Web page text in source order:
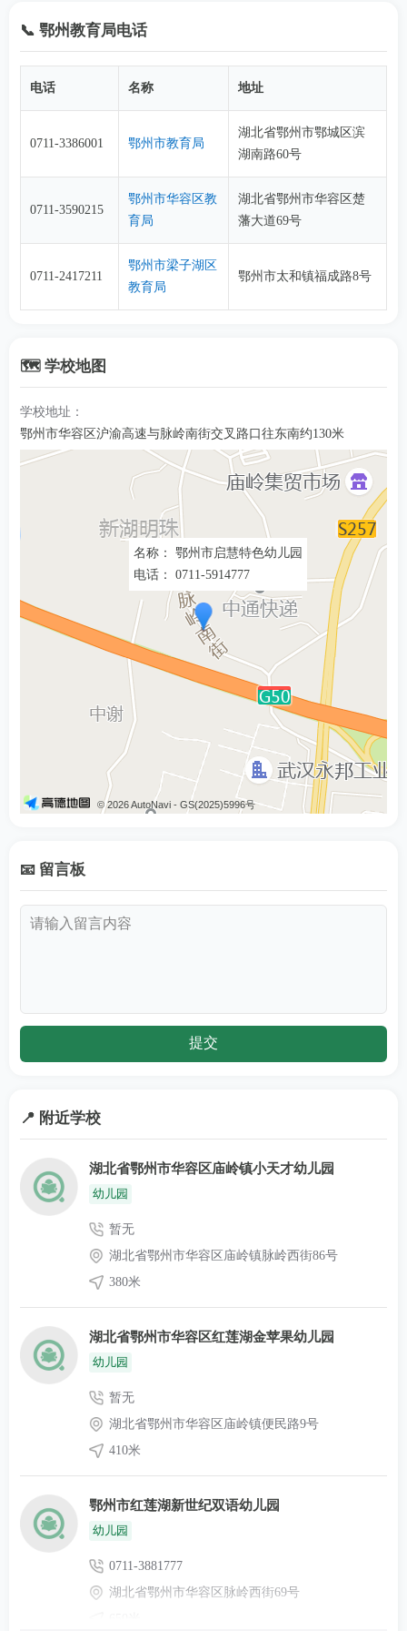
📞 鄂州教育局电话
电话 名称 地址
0711-3386001 鄂州市教育局
湖北省鄂州市鄂城区滨
湖南路60号
0711-3590215
鄂州市华容区教
育局
湖北省鄂州市华容区楚
藩大道69号
0711-2417211
鄂州市梁子湖区
教育局
鄂州市太和镇福成路8号
🗺️ 学校地图
学校地址：
鄂州市华容区沪渝高速与脉岭南街交叉路口往东南约130米
名称： 鄂州市启慧特色幼儿园
电话： 0711-5914777
© 2026 AutoNavi - GS(2025)5996号
📧 留言板
📍 附近学校
湖北省鄂州市华容区庙岭镇小天才幼儿园
幼儿园
暂无
湖北省鄂州市华容区庙岭镇脉岭西街86号
380米
湖北省鄂州市华容区红莲湖金苹果幼儿园
幼儿园
暂无
湖北省鄂州市华容区庙岭镇便民路9号
410米
鄂州市红莲湖新世纪双语幼儿园
幼儿园
0711-3881777
湖北省鄂州市华容区脉岭西街69号